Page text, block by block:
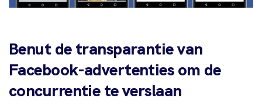
Benut de transparantie van
Facebook-advertenties om de
concurrentie te verslaan